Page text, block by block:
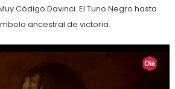
Código Davinci. El Tuno Negro hasta
ancestral de victoria.